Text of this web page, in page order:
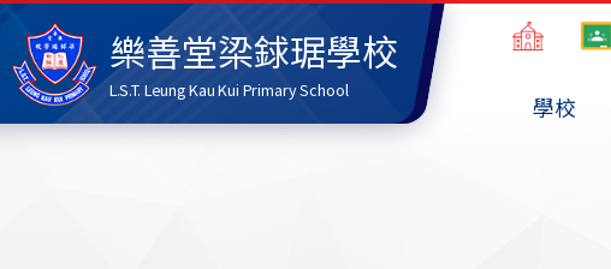
樂善堂梁銶琚學校
L.S.T. Leung Kau Kui Primary School
學校